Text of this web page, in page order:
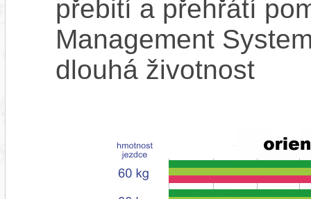
přebití a přehřátí
Management
dlouhá životnost